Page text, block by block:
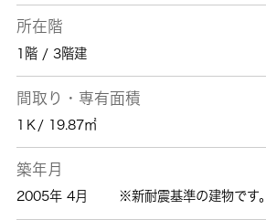
所在階
1階 / 3階建
間取り・専有面積
1Ｋ/ 19.87㎡
築年月
2005年 4月 ※新耐震基準の建物です。